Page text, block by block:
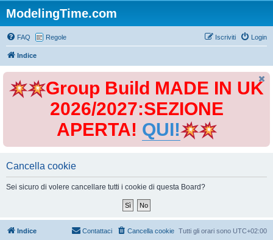
ModelingTime.com
FAQ Regole Login
Iscriviti
Indice
Group Build MADE IN UK
2026/2027:SEZIONE
APERTA! QUI!
Cancella cookie
Sei sicuro di volere cancellare tutti i cookie di questa Board?
Indice Tutti gli orari sono UTC+02:00
Cancella cookie
Contattaci